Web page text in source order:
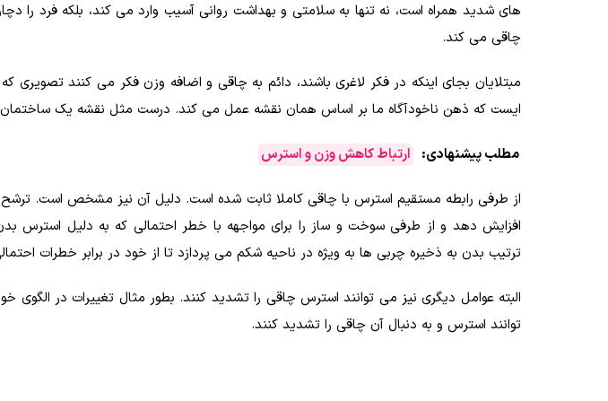
های شدید همراه است، نه تنها به سلامتی و بهداشت روانی آسیب وارد می کند، بلکه فرد را
چاقی می کند.
مبتلایان بجای اینکه در فکر لاغری باشند، دائم به چاقی و اضافه وزن فکر می کنند تصویری
ایست که ذهن ناخودآگاه ما بر اساس همان نقشه عمل می کند. درست مثل نقشه یک
مطلب پیشنهادی: ارتباط کاهش وزن و استرس
از طرفی رابطه مستقیم استرس با چاقی کاملا ثابت شده است. دلیل آن نیز مشخص است. ترشح
افزایش دهد و از طرفی سوخت و ساز را برای مواجهه با خطر احتمالی که به دلیل
ترتیب بدن به ذخیره چربی ها به ویژه در ناحیه شکم می پردازد تا از خود در برابر خطرات
البته عوامل دیگری نیز می توانند استرس چاقی را تشدید کنند. بطور مثال تغییرات در
توانند استرس و به دنبال آن چاقی را تشدید کنند.